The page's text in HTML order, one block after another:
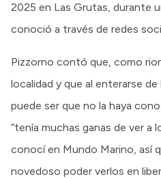
2025 en Las Grutas, durante
conoció a través de redes
Pizzorno contó que, como
localidad y que al enterarse de
puede ser que no la haya
“tenía muchas ganas de ver a
conocí en Mundo Marino, así
novedoso poder verlos en